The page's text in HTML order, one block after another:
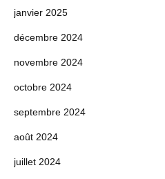
janvier 2025
décembre 2024
novembre 2024
octobre 2024
septembre 2024
août 2024
juillet 2024